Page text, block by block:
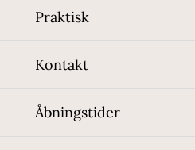
Praktisk
Kontakt
Åbningstider